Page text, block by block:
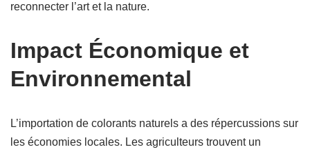
reconnecter l’art et la nature.
Impact Économique et
Environnemental
L’importation de colorants naturels a des répercussions sur
les économies locales. Les agriculteurs trouvent un